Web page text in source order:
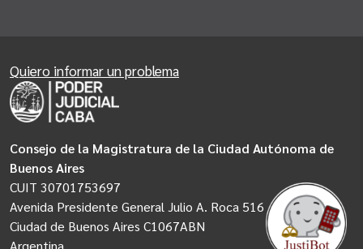
Consejo de la Magistratura de la Ciudad Autónoma de
Buenos Aires
CUIT 30701753697
Avenida Presidente General Julio A. Roca 516
Ciudad de Buenos Aires C1067ABN
Argentina
Quiero informar un problema